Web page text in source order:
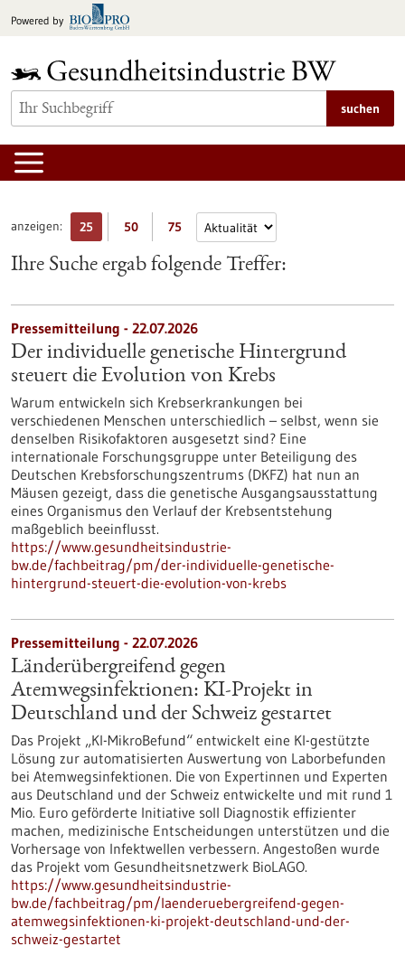
Inhalt
Powered by
suchen
anzeigen: 25 50 75
Ihre Suche ergab folgende Treffer:
Pressemitteilung - 22.07.2026
Der individuelle genetische Hintergrund
steuert die Evolution von Krebs
Warum entwickeln sich Krebserkrankungen bei
verschiedenen Menschen unterschiedlich – selbst, wenn sie
denselben Risikofaktoren ausgesetzt sind? Eine
internationale Forschungsgruppe unter Beteiligung des
Deutschen Krebsforschungszentrums (DKFZ) hat nun an
Mäusen gezeigt, dass die genetische Ausgangsausstattung
eines Organismus den Verlauf der Krebsentstehung
maßgeblich beeinflusst.
https://www.gesundheitsindustrie-
bw.de/fachbeitrag/pm/der-individuelle-genetische-
hintergrund-steuert-die-evolution-von-krebs
Pressemitteilung - 22.07.2026
Länderübergreifend gegen
Atemwegsinfektionen: KI-Projekt in
Deutschland und der Schweiz gestartet
Das Projekt „KI-MikroBefund“ entwickelt eine KI-gestützte
Lösung zur automatisierten Auswertung von Laborbefunden
bei Atemwegsinfektionen. Die von Expertinnen und Experten
aus Deutschland und der Schweiz entwickelte und mit rund 1
Mio. Euro geförderte Initiative soll Diagnostik effizienter
machen, medizinische Entscheidungen unterstützen und die
Vorhersage von Infektwellen verbessern. Angestoßen wurde
das Projekt vom Gesundheitsnetzwerk BioLAGO.
https://www.gesundheitsindustrie-
bw.de/fachbeitrag/pm/laenderuebergreifend-gegen-
atemwegsinfektionen-ki-projekt-deutschland-und-der-
schweiz-gestartet